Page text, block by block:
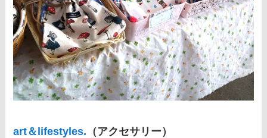
art＆lifestyles. （アクセサリー）